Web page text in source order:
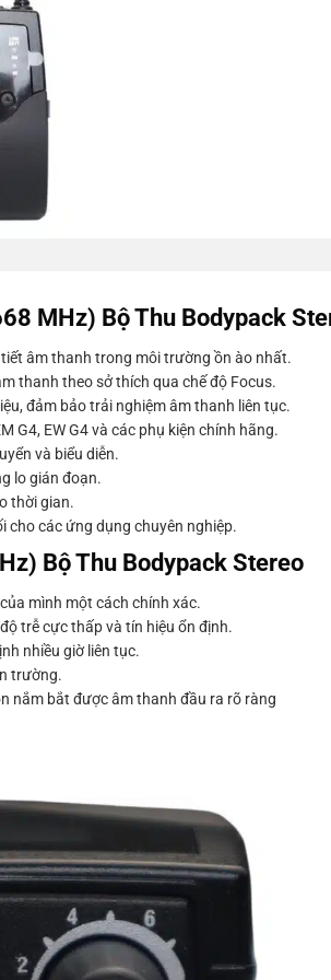
MHz) Bộ Thu Bodypack
âm thanh trong môi trường ồn ào nhất.
thanh theo sở thích qua chế độ Focus.
đảm bảo trải nghiệm âm thanh liên tục.
G4, EW G4 và các phụ kiện chính hãng.
và biểu diễn.
lo gián đoạn.
thời gian.
cho các ứng dụng chuyên nghiệp.
Bộ Thu Bodypack Stereo
mình một cách chính xác.
trễ cực thấp và tín hiệu ổn định.
nhiều giờ liên tục.
trường.
nắm bắt được âm thanh đầu ra rõ ràng